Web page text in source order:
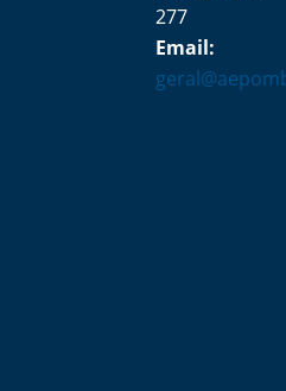
277
Email: